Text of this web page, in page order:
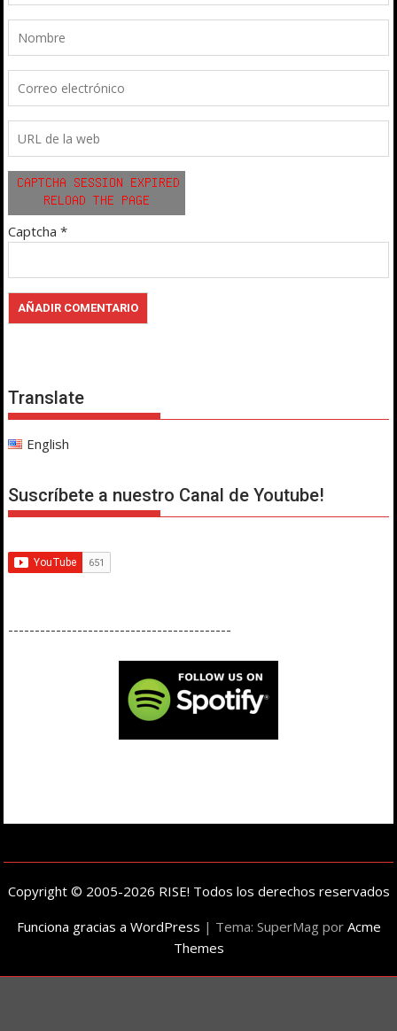
Captcha *
Translate
English
Suscríbete a nuestro Canal de Youtube!
------------------------------------------
Copyright © 2005-2026 RISE! Todos los derechos reservados
Funciona gracias a WordPress | Tema: SuperMag por Acme
Themes